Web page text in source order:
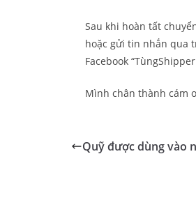
Sau khi hoàn tất
hoặc gửi tin nhắn qua
Facebook
Mình chân thành cám
Quỹ được dùng vào